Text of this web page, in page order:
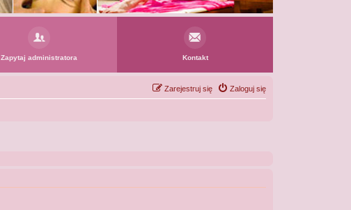
Zapytaj administratora Kontakt
Zaloguj się
Zarejestruj się